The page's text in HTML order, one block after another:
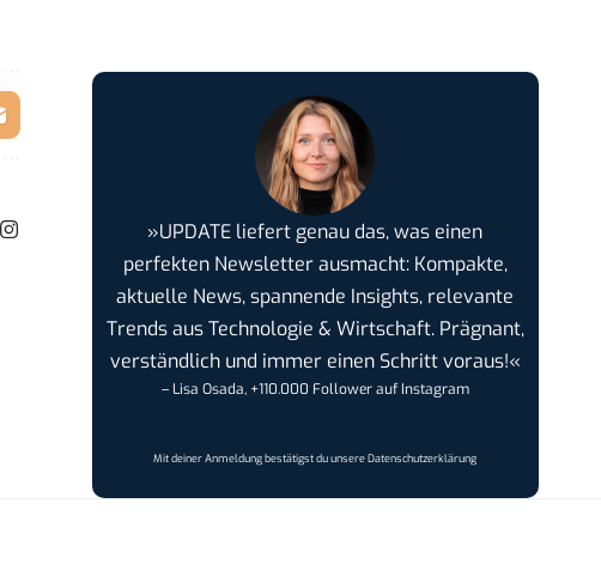
»UPDATE liefert genau das, was einen
perfekten Newsletter ausmacht: Kompakte,
aktuelle News, spannende Insights, relevante
Trends aus Technologie & Wirtschaft. Prägnant,
verständlich und immer einen Schritt voraus!«
– Lisa Osada, +110.000 Follower auf Instagram
Mit deiner Anmeldung bestätigst du unsereDatenschutzerklärung